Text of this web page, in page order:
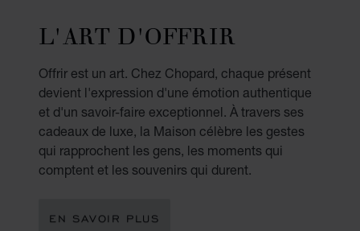
L'ART D'OFFRIR
Offrir est un art. Chez Chopard, chaque présent
devient l'expression d'une émotion authentique
et d'un savoir-faire exceptionnel. À travers ses
cadeaux de luxe, la Maison célèbre les gestes
qui rapprochent les gens, les moments qui
comptent et les souvenirs qui durent.
EN SAVOIR PLUS